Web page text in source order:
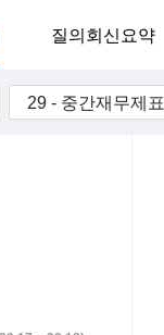
질의회신요약
29 - 중간재무제표